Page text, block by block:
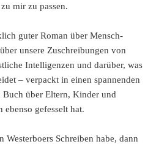
mir zu passen.
guter Roman über Mensch-
unsere Zuschreibungen von
Intelligenzen und darüber, was
– verpackt in einen spannenden
Buch über Eltern, Kinder und
ebenso gefesselt hat.
Schreiben habe, dann